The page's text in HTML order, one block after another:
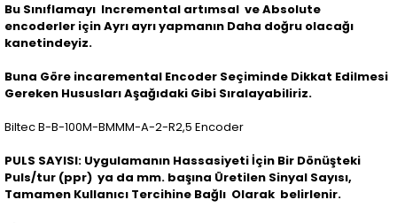
Bu Sınıflamayı Incremental artımsal ve Absolute
encoderler için Ayrı ayrı yapmanın Daha doğru olacağı
kanetindeyiz.
Buna Göre incaremental Encoder Seçiminde Dikkat Edilmesi
Gereken Hususları Aşağıdaki Gibi Sıralayabiliriz.
Biltec B-B-100M-BMMM-A-2-R2,5 Encoder
PULS SAYISI: Uygulamanın Hassasiyeti İçin Bir Dönüşteki
Puls/tur (ppr) ya da mm. başına Üretilen Sinyal Sayısı,
Tamamen Kullanıcı Tercihine Bağlı Olarak belirlenir.